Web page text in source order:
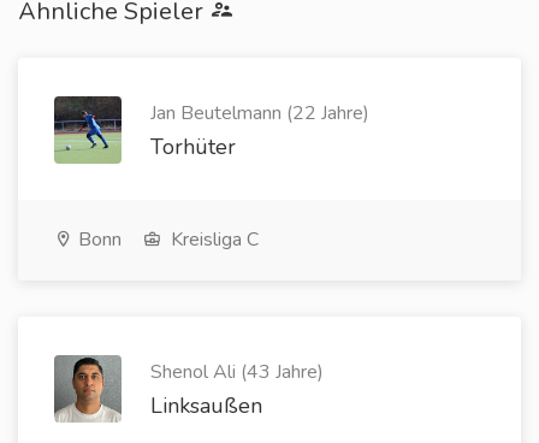
Ähnliche Spieler
Jan Beutelmann (22 Jahre)
Torhüter
Bonn Kreisliga C
Shenol Ali (43 Jahre)
Linksaußen